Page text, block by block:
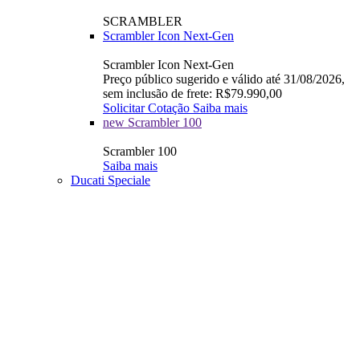
SCRAMBLER
Scrambler Icon Next-Gen
Scrambler Icon Next-Gen
Preço público sugerido e válido até 31/08/2026,
sem inclusão de frete: R$79.990,00
Solicitar Cotação Saiba mais
new Scrambler 100
Scrambler 100
Saiba mais
Ducati Speciale